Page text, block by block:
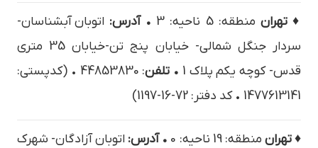
♦ تهران منطقه: 5 ناحیه: 3 • آدرس: اتوبان آبشناسان-
سردار جنگل شمالی- خیابان پنج تن-خیابان 35 متری
قدس- کوچه یکم پلاک 1
• تلفن
: 44853830 • (کدپستی:
1477613141 • کد دفتر: 72-16-1197)
♦ تهران منطقه: 19 ناحیه: 0 • آدرس: اتوبان آزادگان- شهرک